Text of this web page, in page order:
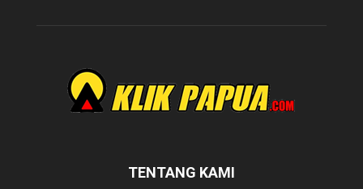
TENTANG KAMI